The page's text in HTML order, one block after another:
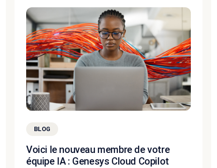
BLOG
Voici le nouveau membre de votre
équipe IA : Genesys Cloud Copilot